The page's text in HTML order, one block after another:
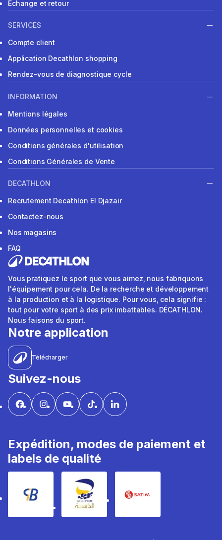
Échange et retour
SERVICES
Compte client
Application Decathlon shopping
Rendez-vous de diagnostique cycle
INFORMATION
Mentions légales
Données personnelles et cookies
Conditions générales d'utilisation
Conditions Générales de Vente
DECATHLON
Recrutement Decathlon El Djazair
Contactez-nous
Nos magasins
FAQ
Vous pratiquez le sport que vous aimez, nous fabriquons
l'équipement pour cela. De la recherche et développement
à la production et à la logistique. Pour vous, cela signifie :
tout pour votre sport à des prix imbattables. DÉCATHLON.
Nous faisons du sport.
Notre application
Télécharger
Suivez-nous
Expédition, modes de paiement et
labels de qualité